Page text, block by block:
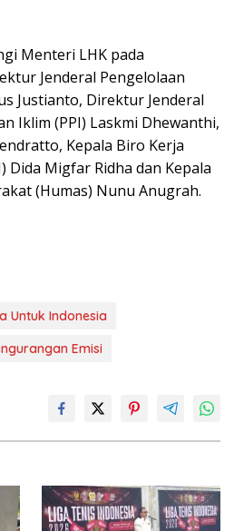
Menteri LHK pada
Jenderal Pengelolaan
Justianto, Direktur Jenderal
Iklim (PPI) Laskmi Dhewanthi,
Kepala Biro Kerja
Dida Migfar Ridha dan Kepala
(Humas) Nunu Anugrah.
Untuk Indonesia
Emisi